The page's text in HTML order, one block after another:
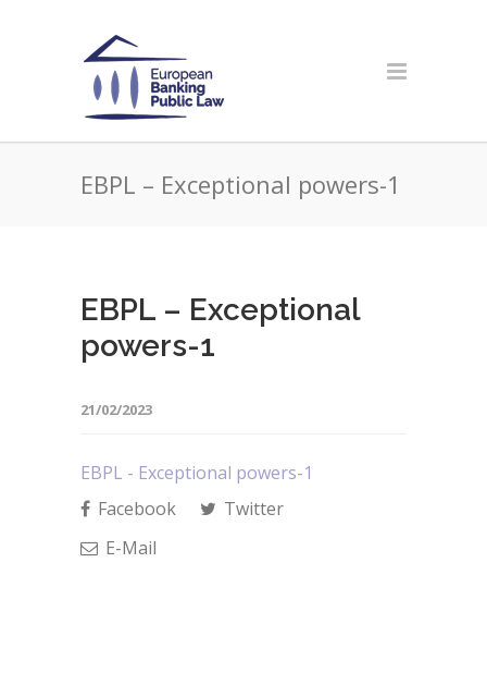
EBPL – Exceptional powers-1
EBPL – Exceptional
powers-1
21/02/2023
EBPL - Exceptional powers-1
Facebook
Twitter
E-Mail